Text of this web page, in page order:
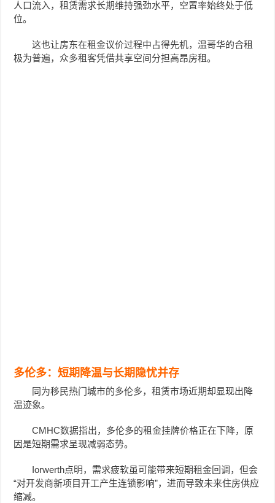
人口流入，租赁需求长期维持强劲水平，空置率始终处于低
位。
这也让房东在租金议价过程中占得先机，温哥华的合租
极为普遍，众多租客凭借共享空间分担高昂房租。
多伦多：短期降温与长期隐忧并存
同为移民热门城市的多伦多，租赁市场近期却显现出降
温迹象。
CMHC数据指出，多伦多的租金挂牌价格正在下降，原
因是短期需求呈现减弱态势。
Iorwerth点明，需求疲软虽可能带来短期租金回调，但会
“对开发商新项目开工产生连锁影响”，进而导致未来住房供应
缩减。